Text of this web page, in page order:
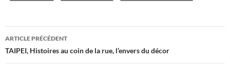
Navigation
ARTICLE PRÉCÉDENT
TAIPEI, Histoires au coin de la rue, l’envers du décor